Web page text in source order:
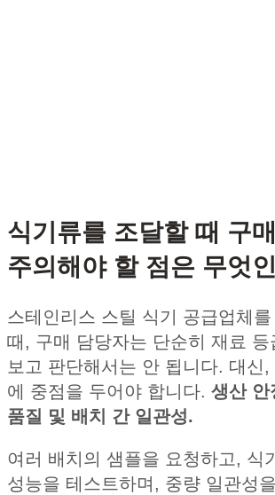
식기류를 조달할 때 구
주의해야 할 점은 무엇
스테인리스 스틸 식기 공급업체
때, 구매 담당자는 단순히 재료 등
보고 판단해서는 안 됩니다. 대신
에 중점을 두어야 합니다. 생산 안
품질 및 배치 간 일관성.
여러 배치의 샘플을 요청하고, 식
성능을 테스트하며, 중량 일관성